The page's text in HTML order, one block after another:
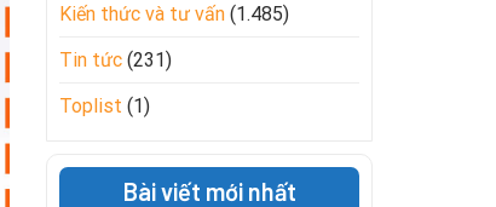
Kiến thức và tư vấn (1.485)
Tin tức (231)
Toplist (1)
Bài viết mới nhất